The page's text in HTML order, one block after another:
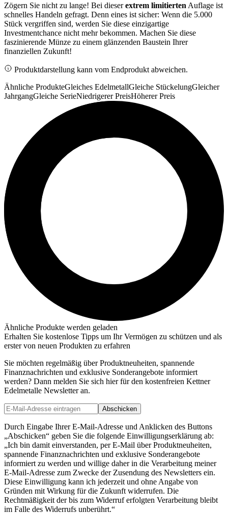
Zögern Sie nicht zu lange! Bei dieserextrem limitierten Auflage ist
schnelles Handeln gefragt. Denn eines ist sicher: Wenn die 5.000
Stück vergriffen sind, werden Sie diese einzigartige
Investmentchance nicht mehr bekommen. Machen Sie diese
faszinierende Münze zu einem glänzenden Baustein Ihrer
finanziellen Zukunft!
Produktdarstellung kann vom Endprodukt abweichen.
Ähnliche ProdukteGleiches EdelmetallGleiche StückelungGleicher
JahrgangGleiche SerieNiedrigerer PreisHöherer Preis
Ähnliche Produkte werden geladen
Erhalten Sie kostenlose Tipps um Ihr Vermögen zu schützen und als
erster von neuen Produkten zu erfahren
Sie möchten regelmäßig über Produktneuheiten, spannende
Finanznachrichten und exklusive Sonderangebote informiert
werden? Dann melden Sie sich hier für den kostenfreien Kettner
Edelmetalle Newsletter an.
Abschicken
Durch Eingabe Ihrer E-Mail-Adresse und Anklicken des Buttons
„Abschicken“ geben Sie die folgende Einwilligungserklärung ab:
„Ich bin damit einverstanden, per E-Mail über Produktneuheiten,
spannende Finanznachrichten und exklusive Sonderangebote
informiert zu werden und willige daher in die Verarbeitung meiner
E-Mail-Adresse zum Zwecke der Zusendung des Newsletters ein.
Diese Einwilligung kann ich jederzeit und ohne Angabe von
Gründen mit Wirkung für die Zukunft widerrufen. Die
Rechtmäßigkeit der bis zum Widerruf erfolgten Verarbeitung bleibt
im Falle des Widerrufs unberührt.“